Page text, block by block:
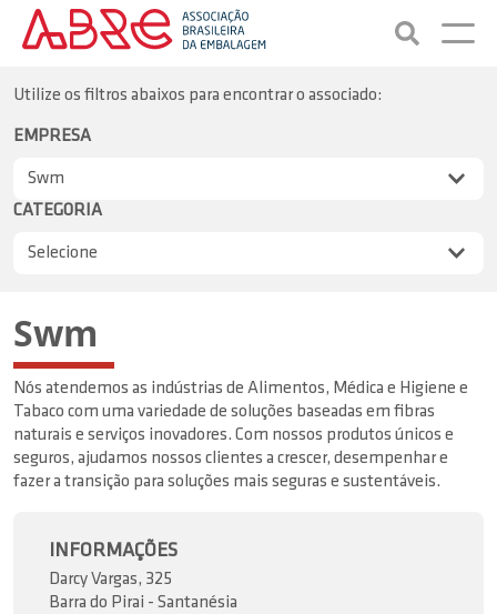
Utilize os filtros abaixos para encontrar o associado:
EMPRESA
CATEGORIA
Swm
Nós atendemos as indústrias de Alimentos, Médica e Higiene e
Tabaco com uma variedade de soluções baseadas em fibras
naturais e serviços inovadores. Com nossos produtos únicos e
seguros, ajudamos nossos clientes a crescer, desempenhar e
fazer a transição para soluções mais seguras e sustentáveis.
INFORMAÇÕES
Darcy Vargas, 325
Barra do Pirai - Santanésia